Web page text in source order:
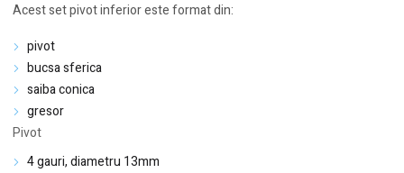
Acest set pivot inferior este format din:
pivot
bucsa sferica
saiba conica
gresor
Pivot
4 gauri, diametru 13mm